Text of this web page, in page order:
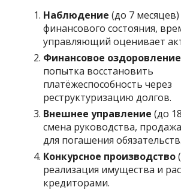
Наблюдение (до 7
финансового состояния,
управляющий оценивает
Финансовое оздоровление
попытка восстановить
платёжеспособность через
реструктуризацию долгов.
Внешнее управление (до
смена руководства,
для погашения обязательств.
Конкурсное производство
реализация имущества и
кредиторами.